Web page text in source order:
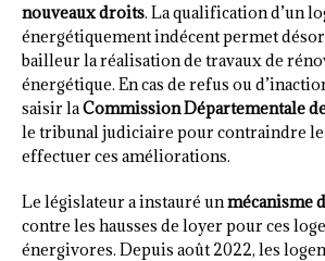
nouveaux droits. La qualification d’un
énergétiquement indécent permet
bailleur la réalisation de travaux de
énergétique. En cas de refus ou
saisir laCommission Départementale
le tribunal judiciaire pour contraindre
effectuer ces améliorations.
Le législateur a instauré unmécanisme
contre les hausses de loyer pour ces
énergivores. Depuis août 2022, les